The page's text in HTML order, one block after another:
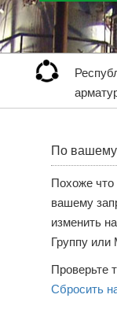
По вашему
Похоже что
вашему
изменить
Группу или
Проверьте
Сбросить